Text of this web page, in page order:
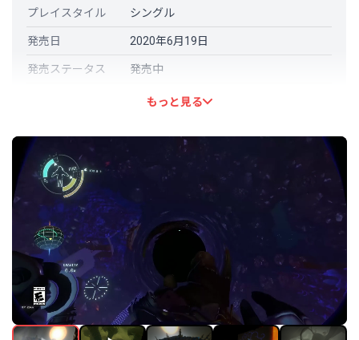
プレイスタイル シングル
発売日 2020年6月19日
発売ステータス 発売中
Mobius Digital
言語対応
日本語: 対応
その他の言語
英語 (フル音声対応)
イタリア語
ドイツ語
韓国語
ポーランド語
ポルトガル語－ブラジル
ロシア語
中国語（簡体字）
スペイン語－ラテンアメリカ
スペイン語 - スペイン
トルコ語
もっと見る